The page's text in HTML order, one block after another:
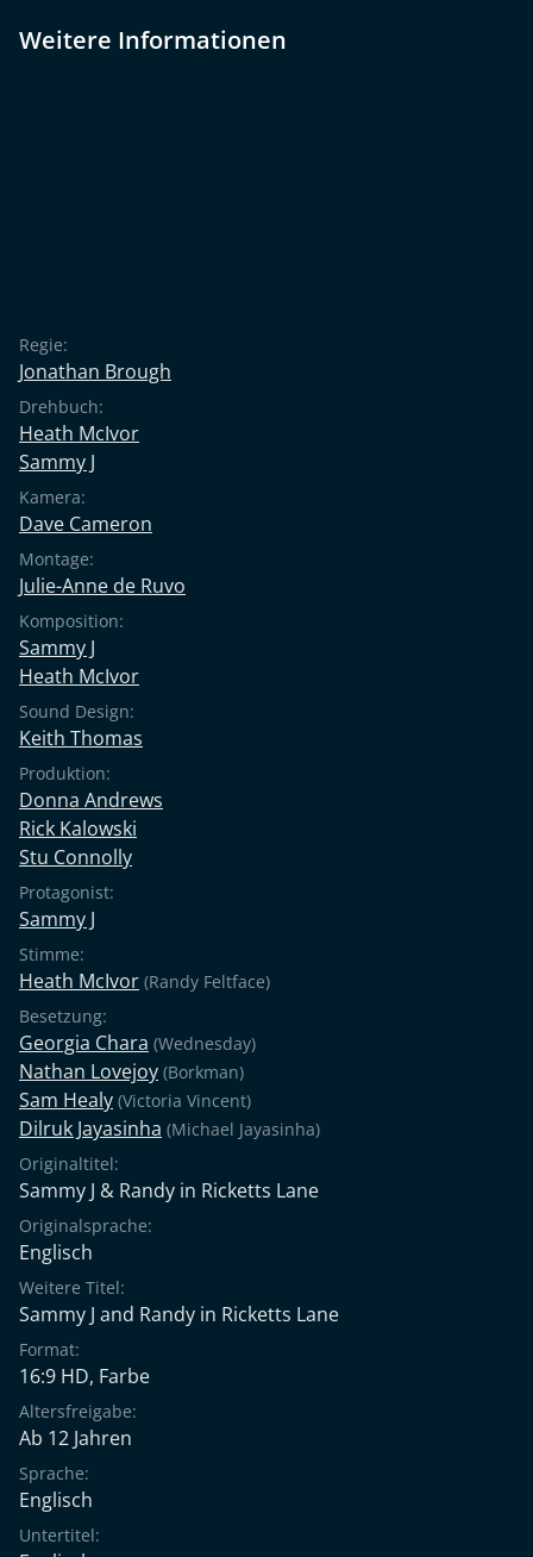
Weitere Informationen
Regie:
Jonathan Brough
Drehbuch:
Heath McIvor
Sammy J
Kamera:
Dave Cameron
Montage:
Julie-Anne de Ruvo
Komposition:
Sammy J
Heath McIvor
Sound Design:
Keith Thomas
Produktion:
Donna Andrews
Rick Kalowski
Stu Connolly
Protagonist:
Sammy J
Stimme:
Heath McIvor (Randy Feltface)
Besetzung:
Georgia Chara (Wednesday)
Nathan Lovejoy (Borkman)
Sam Healy (Victoria Vincent)
Dilruk Jayasinha (Michael Jayasinha)
Originaltitel:
Sammy J & Randy in Ricketts Lane
Originalsprache:
Englisch
Weitere Titel:
Sammy J and Randy in Ricketts Lane
Format:
16:9 HD, Farbe
Altersfreigabe:
Ab 12 Jahren
Sprache:
Englisch
Untertitel: